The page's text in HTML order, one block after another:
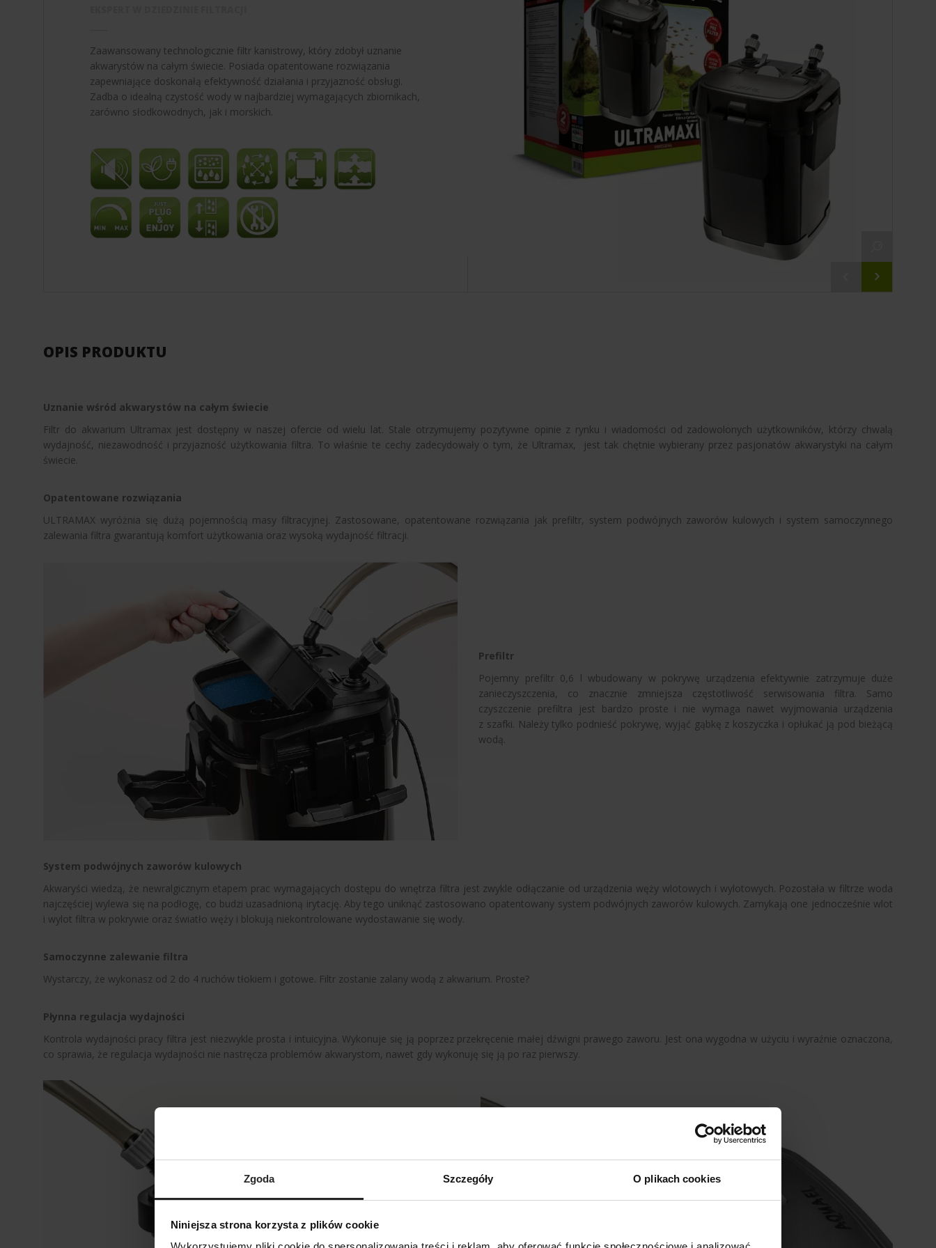
Zgoda Szczegóły O plikach cookies
Niniejsza strona korzysta z plików cookie
Zaawansowany technologicznie filtr kanistrowy, który zdobył uznanie
akwarystów na całym świecie. Posiada opatentowane rozwiązania
zapewniające doskonałą efektywność działania i przyjazność obsługi.
Zadba o idealną czystość wody w najbardziej wymagających zbiornikach,
zarówno słodkowodnych, jak i morskich.
OPIS PRODUKTU
Uznanie wśród akwarystów na całym świecie
Filtr do akwarium Ultramax jest dostępny w naszej ofercie od wielu lat. Stale otrzymujemy pozytywne opinie z rynku i wiadomości od zadowolonych użytkowników, którzy chwalą
wydajność, niezawodność i przyjazność użytkowania filtra. To właśnie te cechy zadecydowały o tym, że Ultramax, jest tak chętnie wybierany przez pasjonatów akwarystyki na całym
świecie.
Opatentowane rozwiązania
ULTRAMAX wyróżnia się dużą pojemnością masy filtracyjnej. Zastosowane, opatentowane rozwiązania jak prefiltr, system podwójnych zaworów kulowych i system samoczynnego
zalewania filtra gwarantują komfort użytkowania oraz wysoką wydajność filtracji.
Prefiltr
Pojemny prefiltr 0,6 l wbudowany w pokrywę urządzenia efektywnie zatrzymuje duże
zanieczyszczenia, co znacznie zmniejsza częstotliwość serwisowania filtra. Samo
czyszczenie prefiltra jest bardzo proste i nie wymaga nawet wyjmowania urządzenia
z szafki. Należy tylko podnieść pokrywę, wyjąć gąbkę z koszyczka i opłukać ją pod bieżącą
wodą.
System podwójnych zaworów kulowych
Akwaryści wiedzą, że newralgicznym etapem prac wymagających dostępu do wnętrza filtra jest zwykle odłączanie od urządzenia węży wlotowych i wylotowych. Pozostała w filtrze woda
najczęściej wylewa się na podłogę, co budzi uzasadnioną irytację. Aby tego uniknąć zastosowano opatentowany system podwójnych zaworów kulowych. Zamykają one jednocześnie wlot
i wylot filtra w pokrywie oraz światło węży i blokują niekontrolowane wydostawanie się wody.
Samoczynne zalewanie filtra
Wystarczy, że wykonasz od 2 do 4 ruchów tłokiem i gotowe. Filtr zostanie zalany wodą z akwarium. Proste?
Płynna regulacja wydajności
Kontrola wydajności pracy filtra jest niezwykle prosta i intuicyjna. Wykonuje się ją poprzez przekręcenie małej dźwigni prawego zaworu. Jest ona wygodna w użyciu i wyraźnie oznaczona,
co sprawia, że regulacja wydajności nie nastręcza problemów akwarystom, nawet gdy wykonuję się ją po raz pierwszy.